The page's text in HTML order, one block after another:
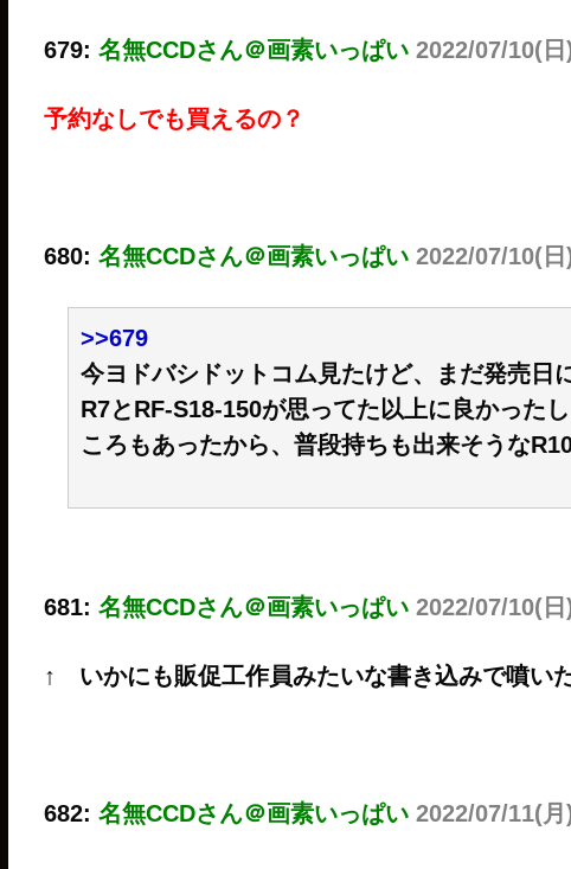
679: 名無CCDさん＠画素いっぱい 2022/07/10(
予約なしでも買えるの？
680: 名無CCDさん＠画素いっぱい 2022/07/10(
>>679
今ヨドバシドットコム見たけど、まだ発売日
R7とRF-S18-150が思ってた以上に良かった
ころもあったから、普段持ちも出来そうな
681: 名無CCDさん＠画素いっぱい 2022/07/10(
↑ いかにも販促工作員みたいな書き込みで噴い
682: 名無CCDさん＠画素いっぱい 2022/07/11(